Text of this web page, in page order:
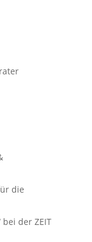
die
der ZEIT